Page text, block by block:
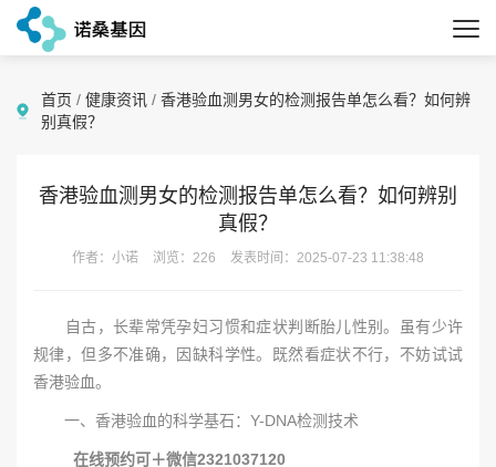
首页 / 健康资讯 / 香港验血测男女的检测报告单怎么看？如何辨
别真假？
香港验血测男女的检测报告单怎么看？如何辨别
真假？
作者：小诺 浏览：226 发表时间：2025-07-23 11:38:48
自古，长辈常凭孕妇习惯和症状判断胎儿性别。虽有少许
规律，但多不准确，因缺科学性。既然看症状不行，不妨试试
香港验血。
一、香港验血的科学基石：Y-DNA检测技术
在线预约可＋微信2321037120